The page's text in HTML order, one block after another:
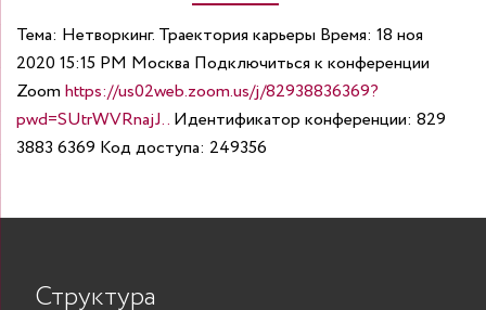
Тема: Нетворкинг. Траектория карьеры Время: 18 ноя
2020 15:15 PM Москва Подключиться к конференции
Zoom https://us02web.zoom.us/j/82938836369?
pwd=SUtrWVRnajJ.. Идентификатор конференции: 829
3883 6369 Код доступа: 249356
Структура